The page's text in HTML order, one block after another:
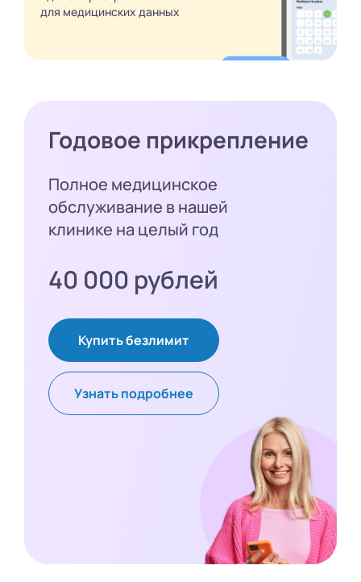
для медицинских данных
Годовое прикрепление
Полное медицинское
обслуживание в нашей
клинике на целый год
40 000 рублей
Купить безлимит
Узнать подробнее